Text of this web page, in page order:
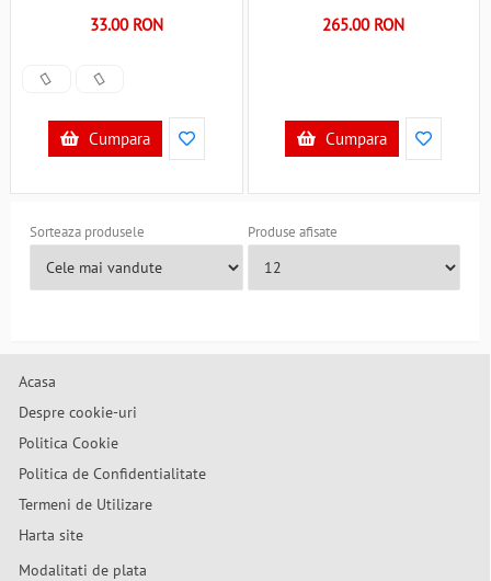
33.00 RON
Cumpara
265.00 RON
Cumpara
Sorteaza produsele Produse afisate
Acasa
Despre cookie-uri
Politica Cookie
Politica de Confidentialitate
Termeni de Utilizare
Harta site
Modalitati de plata